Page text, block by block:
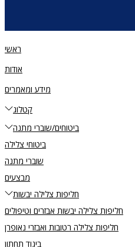
ראשי
אודות
מידע ומאמרים
קטלוג
ביטוחים/שוברי מתנה
ביטוחי צלילה
שוברי מתנה
מבצעים
חליפות צלילה יבשות
חליפות צלילה יבשות אבזרים וטיפולים
חליפות צלילה רטובות ואבזרי נאופרן
ביגוד תחתון